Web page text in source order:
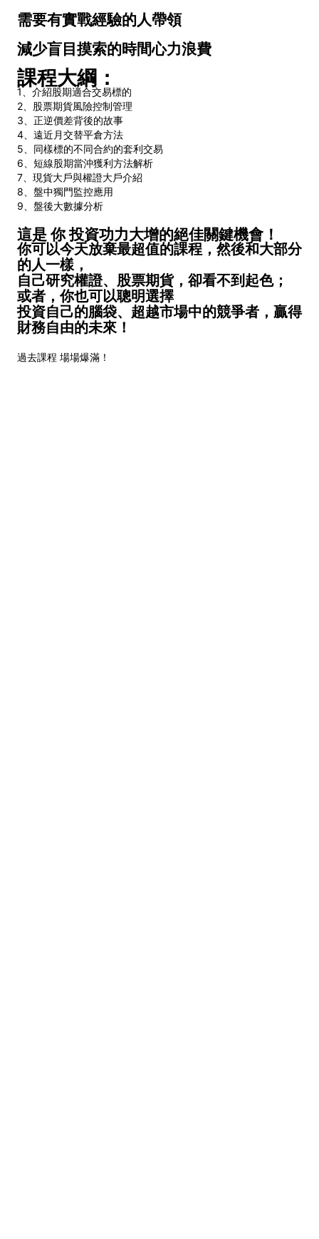
需要有實戰經驗的人帶領
減少盲目摸索的時間心力浪費
課程大綱：
1、介紹股期適合交易標的
2、股票期貨風險控制管理
3、正逆價差背後的故事
4、遠近月交替平倉方法
5、同樣標的不同合約的套利交易
6、短線股期當沖獲利方法解析
7、現貨大戶與權證大戶介紹
8、盤中獨門監控應用
9、盤後大數據分析
這是 你 投資功力大增的絕佳關鍵機會！
你可以今天放棄最超值的課程，然後和大部分
的人一樣，
自己研究權證、股票期貨，卻看不到起色；
或者，你也可以聰明選擇
投資自己的腦袋、超越市場中的競爭者，贏得
財務自由的未來！
過去課程 場場爆滿！